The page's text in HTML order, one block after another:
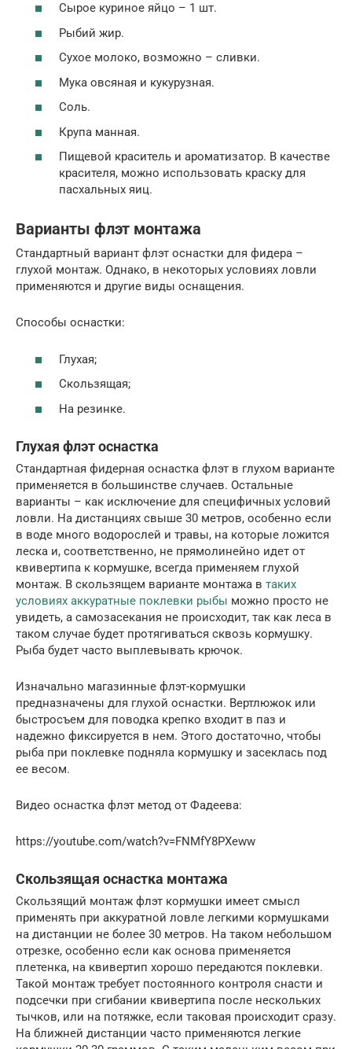
Сырое куриное яйцо – 1 шт.
Рыбий жир.
Сухое молоко, возможно – сливки.
Мука овсяная и кукурузная.
Соль.
Крупа манная.
Пищевой краситель и ароматизатор. В качестве
красителя, можно использовать краску для
пасхальных яиц.
Варианты флэт монтажа
Стандартный вариант флэт оснастки для фидера –
глухой монтаж. Однако, в некоторых условиях ловли
применяются и другие виды оснащения.
Способы оснастки:
Глухая;
Скользящая;
На резинке.
Глухая флэт оснастка
Стандартная фидерная оснастка флэт в глухом варианте
применяется в большинстве случаев. Остальные
варианты – как исключение для специфичных условий
ловли. На дистанциях свыше 30 метров, особенно если
в воде много водорослей и травы, на которые ложится
леска и, соответственно, не прямолинейно идет от
квивертипа к кормушке, всегда применяем глухой
монтаж. В скользящем варианте монтажа в таких
условиях аккуратные поклевки рыбы можно просто не
увидеть, а самозасекания не происходит, так как леса в
таком случае будет протягиваться сквозь кормушку.
Рыба будет часто выплевывать крючок.
Изначально магазинные флэт-кормушки
предназначены для глухой оснастки. Вертлюжок или
быстросъем для поводка крепко входит в паз и
надежно фиксируется в нем. Этого достаточно, чтобы
рыба при поклевке подняла кормушку и засеклась под
ее весом.
Видео оснастка флэт метод от Фадеева:
https://youtube.com/watch?v=FNMfY8PXeww
Скользящая оснастка монтажа
Скользящий монтаж флэт кормушки имеет смысл
применять при аккуратной ловле легкими кормушками
на дистанции не более 30 метров. На таком небольшом
отрезке, особенно если как основа применяется
плетенка, на квивертип хорошо передаются поклевки.
Такой монтаж требует постоянного контроля снасти и
подсечки при сгибании квивертипа после нескольких
тычков, или на потяжке, если таковая происходит сразу.
На ближней дистанции часто применяются легкие